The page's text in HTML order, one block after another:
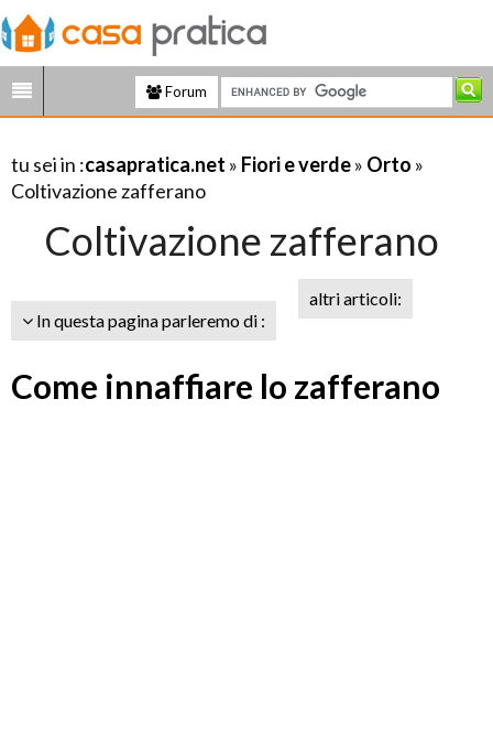
Forum
tu sei in :casapratica.net » Fiori e verde» Orto »
Coltivazione zafferano
Coltivazione zafferano
In questa pagina parleremo di :
altri articoli:
Come innaffiare lo zafferano